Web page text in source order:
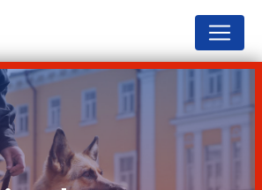
cookies